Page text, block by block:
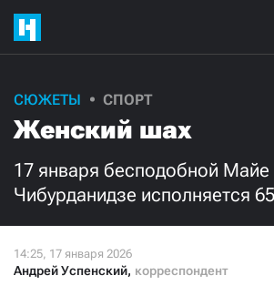
СЮЖЕТЫ СПОРТ
Женский шах
17 января бесподобной Майе
Чибурданидзе исполняется
Андрей Успенский, корреспондент
нашу
Ежемесячно
500